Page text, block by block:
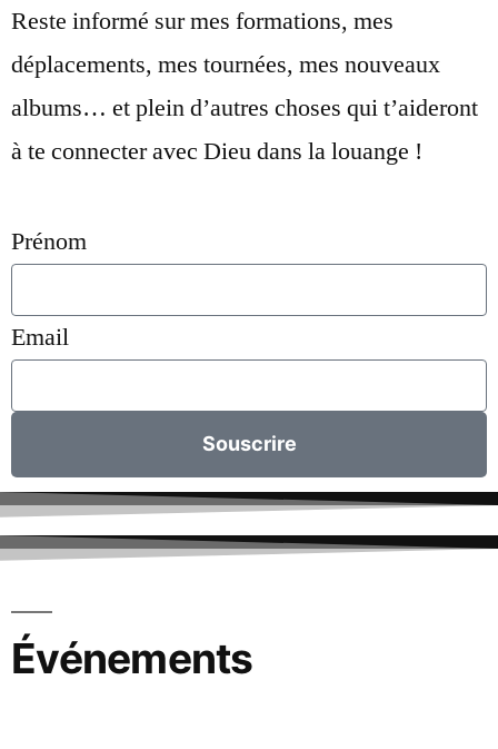
Reste informé sur mes formations, mes
déplacements, mes tournées, mes nouveaux
albums… et plein d’autres choses qui t’aideront
à te connecter avec Dieu dans la louange !
Prénom
Email
Souscrire
Événements